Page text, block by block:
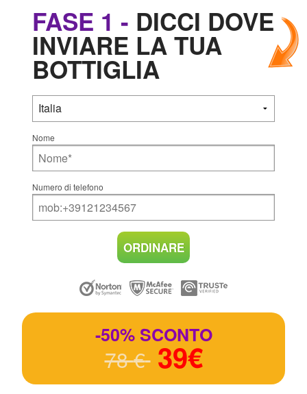
FASE 1 - DICCI DOVE
INVIARE LA TUA
BOTTIGLIA
Nome
Numero di telefono
ORDINARE
-50% SCONTO
78€ 39€